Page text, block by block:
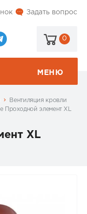
Задать вопрос
0
МЕНЮ
Вентиляция кровли
Проходной элемент XL
XL